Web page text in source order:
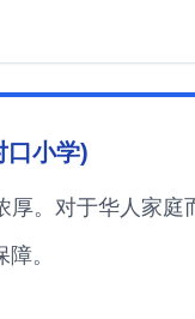
小学)
。对于华人家庭
。